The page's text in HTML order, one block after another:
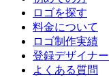
ロゴを探す
料金について
ロゴ制作実績
登録デザイナー
よくある質問